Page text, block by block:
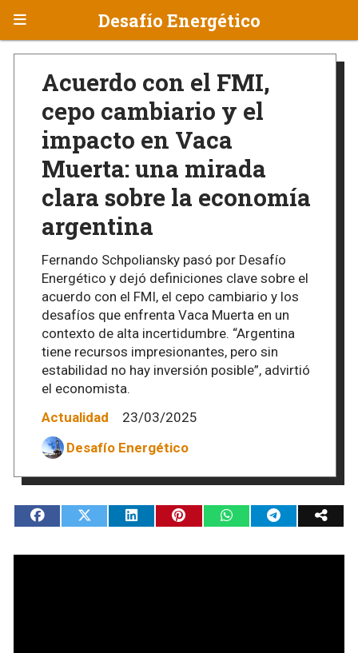
Desafío Energético
Acuerdo con el FMI,
cepo cambiario y el
impacto en Vaca
Muerta: una mirada
clara sobre la economía
argentina
Fernando Schpoliansky pasó por Desafío
Energético y dejó definiciones clave sobre el
acuerdo con el FMI, el cepo cambiario y los
desafíos que enfrenta Vaca Muerta en un
contexto de alta incertidumbre. “Argentina
tiene recursos impresionantes, pero sin
estabilidad no hay inversión posible”, advirtió
el economista.
Actualidad
23/03/2025
Desafío Energético